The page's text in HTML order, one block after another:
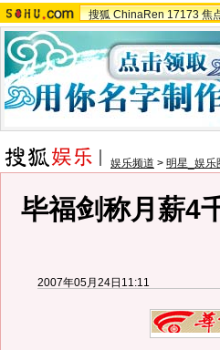
搜狐 ChinaRen 17173 焦
娱乐频道 > 明星_娱乐
毕福剑称月薪4
2007年05月24日11:11